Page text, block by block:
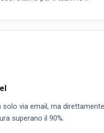
via email, ma
superano il 90%.